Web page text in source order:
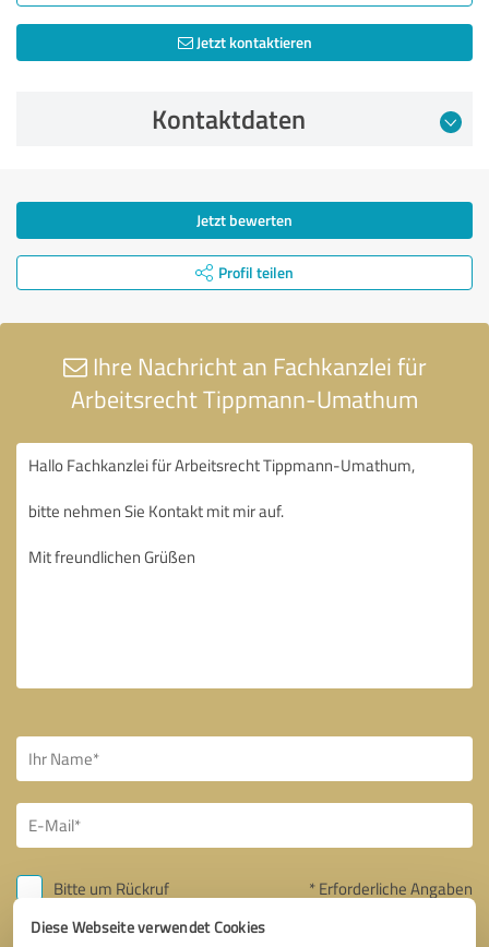
Diese Webseite verwendet Cookies
Jetzt kontaktieren
Kontaktdaten
Jetzt bewerten
Profil teilen
Ihre Nachricht an Fachkanzlei für
Arbeitsrecht Tippmann-Umathum
Bitte um Rückruf * Erforderliche Angaben